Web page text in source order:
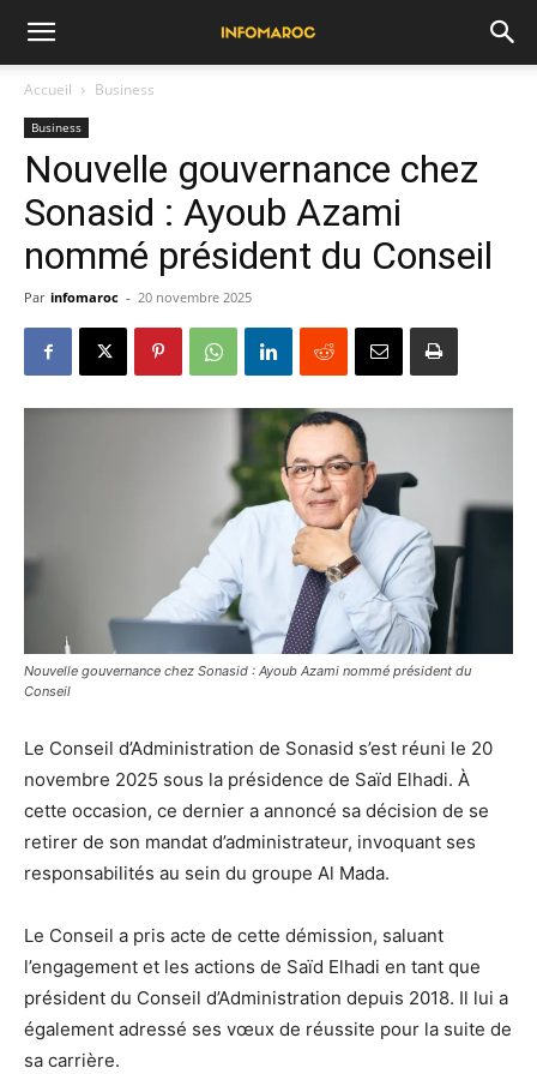
Accueil Business
Business
Nouvelle gouvernance chez
Sonasid : Ayoub Azami
nommé président du Conseil
Par infomaroc - 20 novembre 2025
Nouvelle gouvernance chez Sonasid : Ayoub Azami nommé président du
Conseil
Le Conseil d’Administration de Sonasid s’est réuni le 20
novembre 2025 sous la présidence de Saïd Elhadi. À
cette occasion, ce dernier a annoncé sa décision de se
retirer de son mandat d’administrateur, invoquant ses
responsabilités au sein du groupe Al Mada.
Le Conseil a pris acte de cette démission, saluant
l’engagement et les actions de Saïd Elhadi en tant que
président du Conseil d’Administration depuis 2018. Il lui a
également adressé ses vœux de réussite pour la suite de
sa carrière.